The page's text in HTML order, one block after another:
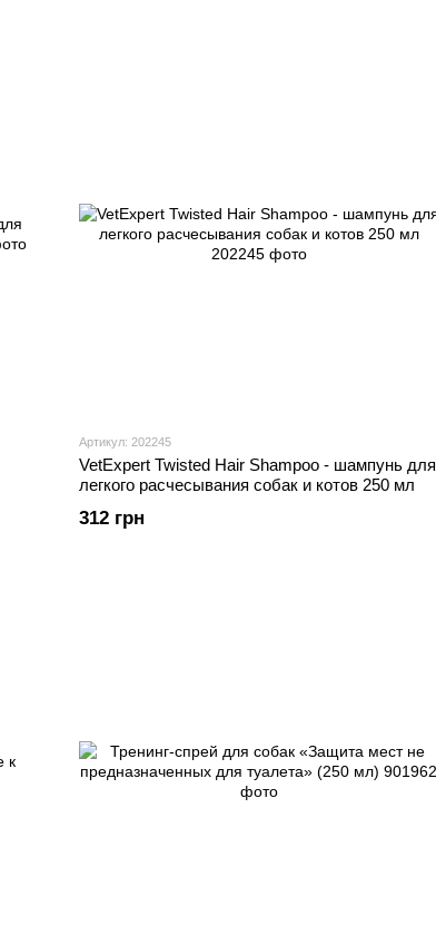
Артикул: 202245
VetExpert Twisted Hair Shampoo - шампунь для
легкого расчесывания собак и котов 250 мл
312 грн